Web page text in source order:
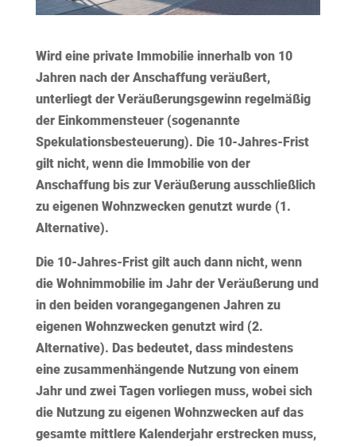
Wird eine private Immobilie innerhalb von 10
Jahren nach der Anschaffung veräußert,
unterliegt der Veräußerungsgewinn regelmäßig
der Einkommensteuer (sogenannte
Spekulationsbesteuerung). Die 10-Jahres-Frist
gilt nicht, wenn die Immobilie von der
Anschaffung bis zur Veräußerung ausschließlich
zu eigenen Wohnzwecken genutzt wurde (1.
Alternative).
Die 10-Jahres-Frist gilt auch dann nicht, wenn
die Wohnimmobilie im Jahr der Veräußerung und
in den beiden vorangegangenen Jahren zu
eigenen Wohnzwecken genutztwird (2.
Alternative). Das bedeutet, dass mindestens
eine zusammenhängende Nutzung von einem
Jahr und zwei Tagen vorliegen muss, wobei sich
die Nutzung zu eigenen Wohnzwecken auf das
gesamte mittlereKalenderjahr erstrecken muss,